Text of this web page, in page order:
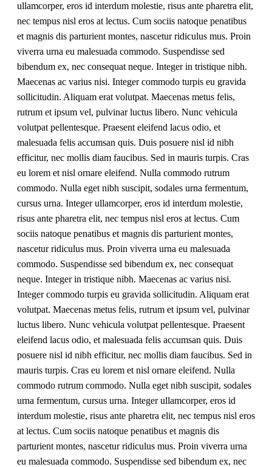
ullamcorper, eros id interdum molestie, risus ante pharetra elit,
nec tempus nisl eros at lectus. Cum sociis natoque penatibus
et magnis dis parturient montes, nascetur ridiculus mus. Proin
viverra urna eu malesuada commodo. Suspendisse sed
bibendum ex, nec consequat neque. Integer in tristique nibh.
Maecenas ac varius nisi. Integer commodo turpis eu gravida
sollicitudin. Aliquam erat volutpat. Maecenas metus felis,
rutrum et ipsum vel, pulvinar luctus libero. Nunc vehicula
volutpat pellentesque. Praesent eleifend lacus odio, et
malesuada felis accumsan quis. Duis posuere nisl id nibh
efficitur, nec mollis diam faucibus. Sed in mauris turpis. Cras
eu lorem et nisl ornare eleifend. Nulla commodo rutrum
commodo. Nulla eget nibh suscipit, sodales urna fermentum,
cursus urna. Integer ullamcorper, eros id interdum molestie,
risus ante pharetra elit, nec tempus nisl eros at lectus. Cum
sociis natoque penatibus et magnis dis parturient montes,
nascetur ridiculus mus. Proin viverra urna eu malesuada
commodo. Suspendisse sed bibendum ex, nec consequat
neque. Integer in tristique nibh. Maecenas ac varius nisi.
Integer commodo turpis eu gravida sollicitudin. Aliquam erat
volutpat. Maecenas metus felis, rutrum et ipsum vel, pulvinar
luctus libero. Nunc vehicula volutpat pellentesque. Praesent
eleifend lacus odio, et malesuada felis accumsan quis. Duis
posuere nisl id nibh efficitur, nec mollis diam faucibus. Sed in
mauris turpis. Cras eu lorem et nisl ornare eleifend. Nulla
commodo rutrum commodo. Nulla eget nibh suscipit, sodales
urna fermentum, cursus urna. Integer ullamcorper, eros id
interdum molestie, risus ante pharetra elit, nec tempus nisl eros
at lectus. Cum sociis natoque penatibus et magnis dis
parturient montes, nascetur ridiculus mus. Proin viverra urna
eu malesuada commodo. Suspendisse sed bibendum ex, nec